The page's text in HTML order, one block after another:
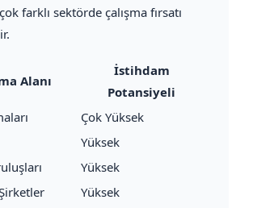
farklı sektörde çalışma fırsatı
Alanı
İstihdam
Potansiyeli
Çok Yüksek
Yüksek
Yüksek
Yüksek